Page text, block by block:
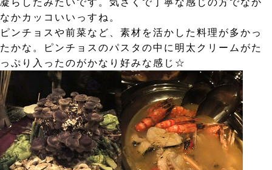
凝らしたみたいです。気さくで丁寧な感じの方でなか
なかカッコいいっすね。
ピンチョスや前菜など、素材を活かした料理が多かっ
たかな。ピンチョスのパスタの中に明太クリームがた
っぷり入ったのがかなり好みな感じ☆